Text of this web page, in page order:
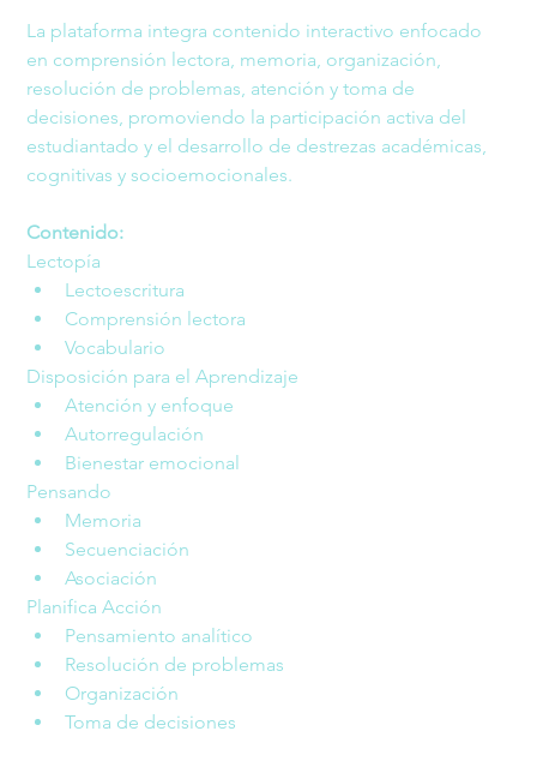
La plataforma integra contenido interactivo enfocado
en comprensión lectora, memoria, organización,
resolución de problemas, atención y toma de
decisiones, promoviendo la participación activa del
estudiantado y el desarrollo de destrezas académicas,
cognitivas y socioemocionales.
Contenido:
Lectopía
Lectoescritura
Comprensión lectora
Vocabulario
Disposición para el Aprendizaje
Atención y enfoque
Autorregulación
Bienestar emocional
Pensando
Memoria
Secuenciación
Asociación
Planifica Acción
Pensamiento analítico
Resolución de problemas
Organización
Toma de decisiones